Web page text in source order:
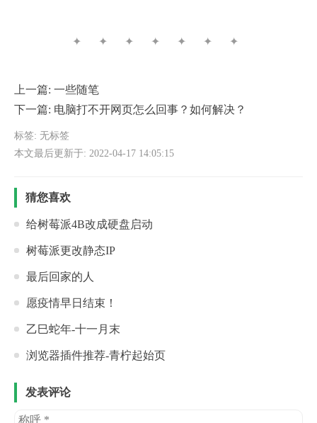
✦ ✦ ✦ ✦ ✦ ✦ ✦
上一篇: 一些随笔
下一篇: 电脑打不开网页怎么回事？如何解决？
标签: 无标签
本文最后更新于: 2022-04-17 14:05:15
猜您喜欢
给树莓派4B改成硬盘启动
树莓派更改静态IP
最后回家的人
愿疫情早日结束！
乙巳蛇年-十一月末
浏览器插件推荐-青柠起始页
发表评论